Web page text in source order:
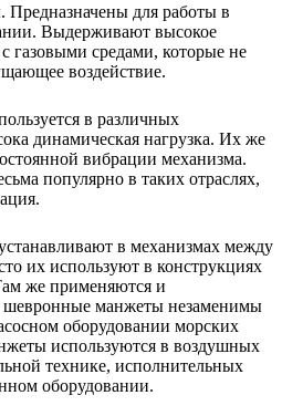
для работы в
Выдерживают высокое
газовыми средами, которые не
воздействие.
в различных
динамическая нагрузка. Их же
вибрации механизма.
популярно в таких отраслях,
в механизмах между
их используют в конструкциях
же применяются и
манжеты незаменимы
оборудовании морских
используются в воздушных
технике, исполнительных
оборудовании.